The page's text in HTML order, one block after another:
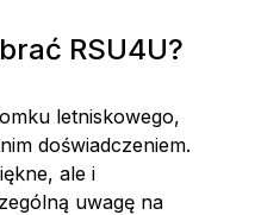
RSU4U?
letniskowego,
doświadczeniem.
ale i
uwagę na